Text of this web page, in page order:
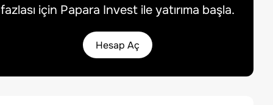
fazlası için Papara Invest ile yatırıma başla.
Hesap Aç